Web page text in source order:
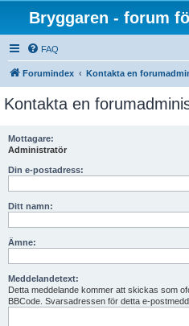
Bryggaren - forum
FAQ
Forumindex Kontakta en
Kontakta en
Mottagare:
Administratör
Din e-postadress:
Ditt namn:
Ämne:
Meddelandetext:
Detta meddelande kommer att skickas som
BBCode. Svarsadressen för detta e-